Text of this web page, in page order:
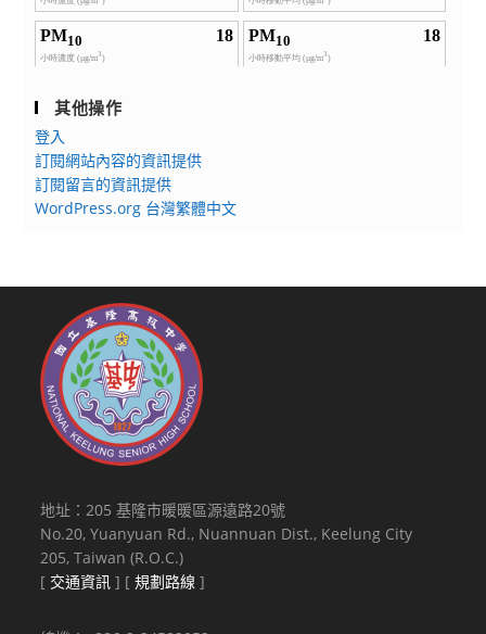
其他操作
登入
訂閱網站內容的資訊提供
訂閱留言的資訊提供
WordPress.org 台灣繁體中文
地址：205 基隆市暖暖區源遠路20號
No.20, Yuanyuan Rd., Nuannuan Dist., Keelung City
205, Taiwan (R.O.C.)
[ 交通資訊 ] [規劃路線 ]